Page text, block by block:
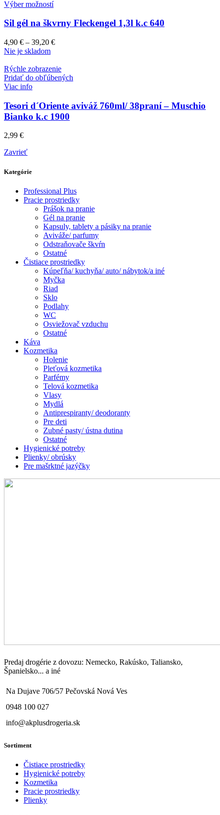
Výber možností
Sil gél na škvrny Fleckengel 1,3l k.c 640
4,90 € – 39,20 €
Nie je skladom
Rýchle zobrazenie
Pridať do obľúbených
Viac info
Tesori d´Oriente aviváž 760ml/ 38praní – Muschio
Bianko k.c 1900
2,99 €
Zavrieť
Kategórie
Professional Plus
Pracie prostriedky
Prášok na pranie
Gél na pranie
Kapsuly, tablety a pásiky na pranie
Aviváže/ parfumy
Odstraňovače škvŕn
Ostatné
Čistiace prostriedky
Kúpeľňa/ kuchyňa/ auto/ nábytok/a iné
Myčka
Riad
Sklo
Podlahy
WC
Osviežovač vzduchu
Ostatné
Káva
Kozmetika
Holenie
Pleťová kozmetika
Parfémy
Telová kozmetika
Vlasy
Mydlá
Antiprespiranty/ deodoranty
Pre deti
Zubné pasty/ ústna dutina
Ostatné
Hygienické potreby
Plienky/ obrúsky
Pre mašrktné jazýčky
Predaj drogérie z dovozu: Nemecko, Rakúsko, Taliansko,
Španielsko... a iné
Na Dujave 706/57 Pečovská Nová Ves
0948 100 027
info@akplusdrogeria.sk
Sortiment
Čistiace prostriedky
Hygienické potreby
Kozmetika
Pracie prostriedky
Plienky